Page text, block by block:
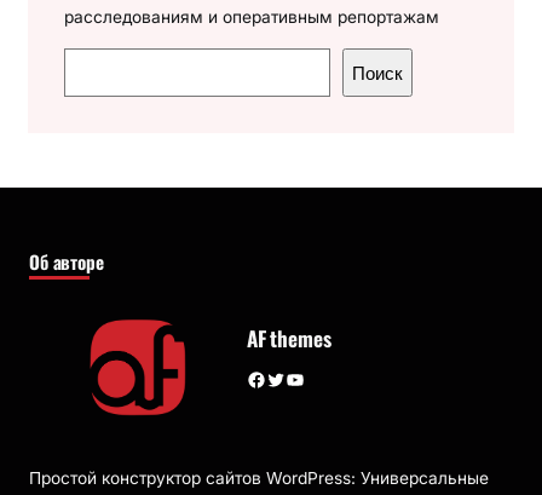
расследованиям и оперативным репортажам
о
к
Поиск
Об авторе
AF themes
Facebook Twitter YouTube
Простой конструктор сайтов WordPress: Универсальные